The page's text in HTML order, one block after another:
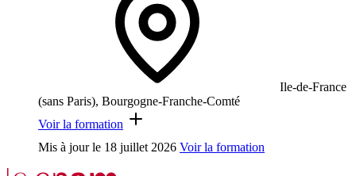
Ile-de-France
(sans Paris), Bourgogne-Franche-Comté
Voir la formation
Mis à jour le 18 juillet 2026 Voir la formation